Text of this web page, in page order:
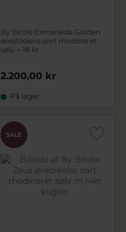
By Birdie Esmerelda Golden
ørestikkere sort rhodineret
sølv + 18 kt
2.200,00 kr
På lager
SALE